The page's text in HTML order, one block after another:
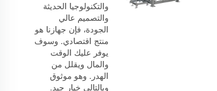
والتكنولوجيا الحديثة
والتصميم عالي
الجودة، فإن جهازنا هو
منتج اقتصادي. وسوف
يوفر عليك الوقت
والمال ويقلل من
الهدر. وهو موثوق
وبالتالي خيار جيد.